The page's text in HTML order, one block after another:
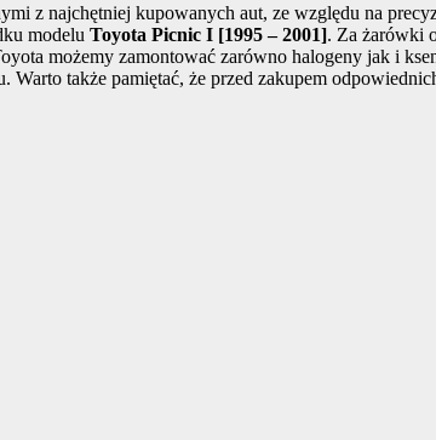
z najchętniej kupowanych aut, ze względu na
modelu Toyota Picnic I [1995 – 2001]. Za żarówki
możemy zamontować zarówno halogeny jak i
Warto także pamiętać, że przed zakupem